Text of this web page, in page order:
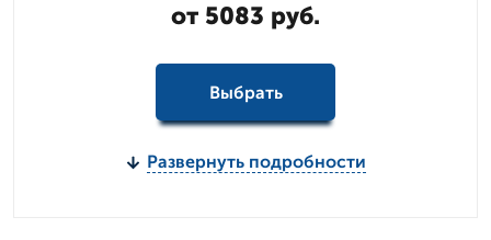
от 5083 руб.
Выбрать
Развернуть подробности